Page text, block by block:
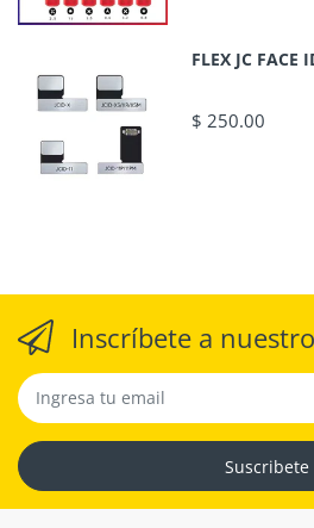
FLEX JC FACE
$ 250.00
Inscríbete a
Suscribete